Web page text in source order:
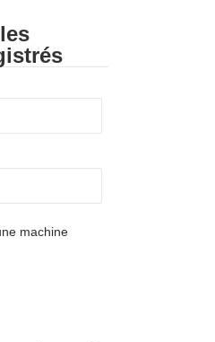
machine